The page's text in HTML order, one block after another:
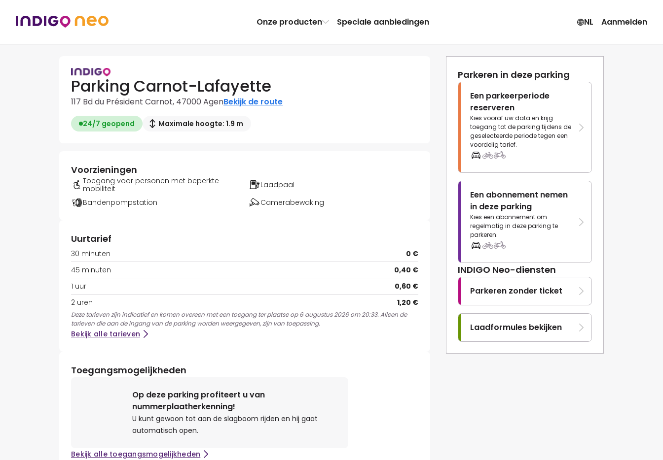
Onze producten Speciale aanbiedingen NL Aanmelden
Parking Carnot-Lafayette
117 Bd du Président Carnot, 47000 AgenBekijk de route
24/7 geopend Maximale hoogte: 1.9 m
Parkeren in deze parking
Een parkeerperiode
reserveren
Kies vooraf uw data en krijg
toegang tot de parking tijdens de
geselecteerde periode tegen een
voordelig tarief.
Een abonnement nemen
in deze parking
Kies een abonnement om
regelmatig in deze parking te
parkeren.
INDIGO Neo-diensten
Parkeren zonder ticket
Laadformules bekijken
Voorzieningen
Toegang voor personen met beperkte
mobiliteit
Laadpaal
Bandenpompstation
Camerabewaking
Uurtarief
30 minuten
0 €
45 minuten
0,40 €
1 uur
0,60 €
2 uren
1,20 €
Deze tarieven zijn indicatief en komen overeen met een toegang ter plaatse op 6 augustus 2026 om 20:33. Alleen de
tarieven die aan de ingang van de parking worden weergegeven, zijn van toepassing.
Bekijk alle tarieven
Toegangsmogelijkheden
Op deze parking profiteert u van
nummerplaatherkenning!
U kunt gewoon tot aan de slagboom rijden en hij gaat
automatisch open.
Bekijk alle toegangsmogelijkheden